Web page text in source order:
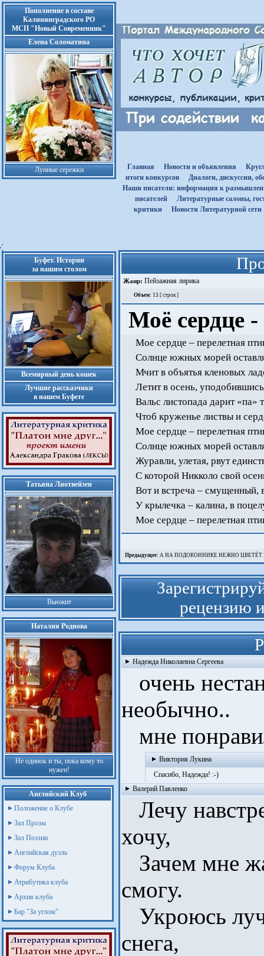
Пополнение в составе
Калининградского РО
МСП "Новый Современник"
Елена Соломатина
Лунные сережки Главная Новости и объявления
итоги конкурсов
Диалоги, дискуссии,
Наши писатели: информация к
писателей
Литературные салоны,
критики
Новости Литературной сети
Буфет. Истории
за нашим столом
Всемирный день кошек
Лучшие рассказчики
в нашем Буфете
Татьяна Лиотвейзен
Вьюжит
Наталия Роднова
Не одинок и ты, пока кому то
нужен!
Английский Клуб
Положение о Клубе
Зал Прозы
Зал Поэзии
Английская дуэль
Форум Клуба
Атрибутика клуба
Архив клуба
Бар "За углом"
Жанр: Пейзажная лирика
Объем: 13 [ строк ]
Моё сердце -
Мое сердце – перелетная
Солнце южных морей
Мчит в объятья кленовых
Летит в осень,
Вальс листопада дарит «па»
Чтоб круженье листвы и
Мое сердце – перелетная
Солнце южных морей
Журавли, улетая, рвут
С которой Никколо свой
Вот и встреча – смущенный,
У крылечка – калина, в
Мое сердце – перелетная
Предыдущее: А НА ПОДОКОННИКЕ НЕЖНО ЦВЕТЁТ
рецензию
Надежда Николаевна Сергеева
очень
необычно..
мне
Виктория Лукина
Спасибо, Надежда! :-)
Валерий Павленко
Лечу
хочу,
Зачем мне
смогу.
Укроюсь
снега,